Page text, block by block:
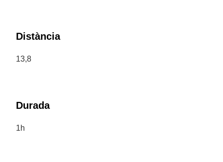
Distància
13,8
Durada
1h